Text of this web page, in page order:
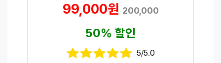
99,000원200,000
50% 할인
5/5.0